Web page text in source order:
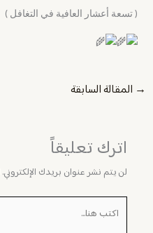
( ﺗﺴﻌﺔ ﺃﻋﺸﺎﺭ ﺍﻟﻌﺎﻓﻴﺔ ﻓﻲ ﺍﻟﺘﻐﺎﻓﻞ )
→ المقالة السابقة
اترك تعليقاً
لن يتم نشر عنوان بريدك الإلكتروني.